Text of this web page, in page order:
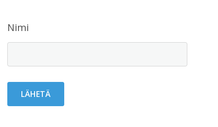
Nimi